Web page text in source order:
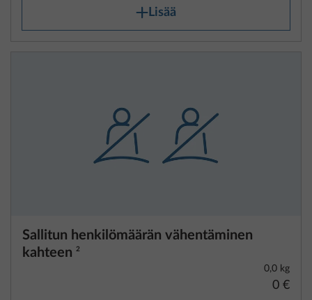
Lisää
Sallitun henkilömäärän vähentäminen
kahteen 2
0,0 kg
0 €